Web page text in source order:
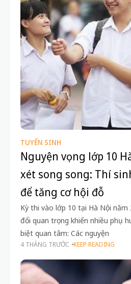
TUYỂN SINH
Nguyện vọng lớp 10
xét song song: Thí
để tăng cơ hội đỗ
Kỳ thi vào lớp 10 tại Hà Nội
đổi quan trọng khiến nhiều phụ
biệt quan tâm: Các nguyện
4 THÁNG TRƯỚC KEEP READING